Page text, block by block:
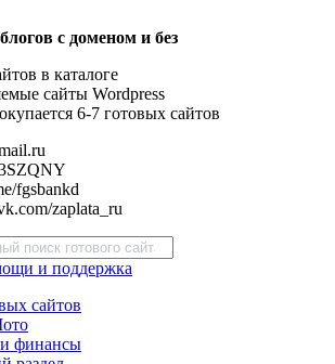
с доменом и без
в каталоге
сайты Wordpress
6-7 готовых сайтов
fgsbankd
zaplata_ru
и поддержка
сайтов
финансы